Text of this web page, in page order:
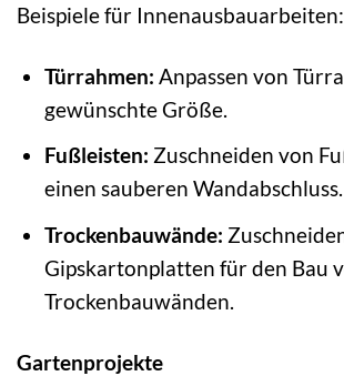
Beispiele für Innenausbauarbeiten:
Türrahmen: Anpassen von
gewünschte Größe.
Fußleisten: Zuschneiden von
einen sauberen Wandabschluss.
Trockenbauwände:
Gipskartonplatten für den Bau
Trockenbauwänden.
Gartenprojekte